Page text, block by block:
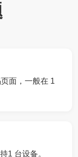
面，一般在 1
1 台设备。